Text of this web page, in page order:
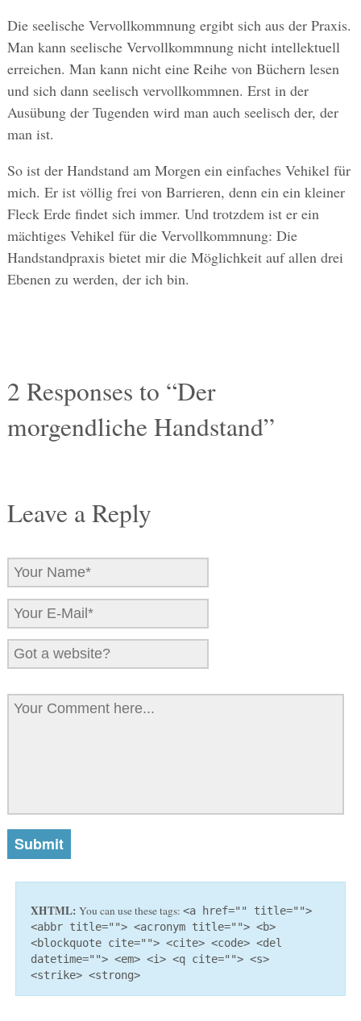
Die seelische Vervollkommnung ergibt sich aus der Praxis.
Man kann seelische Vervollkommnung nicht intellektuell
erreichen. Man kann nicht eine Reihe von Büchern lesen
und sich dann seelisch vervollkommnen. Erst in der
Ausübung der Tugenden wird man auch seelisch der, der
man ist.
So ist der Handstand am Morgen ein einfaches Vehikel für
mich. Er ist völlig frei von Barrieren, denn ein ein kleiner
Fleck Erde findet sich immer. Und trotzdem ist er ein
mächtiges Vehikel für die Vervollkommnung: Die
Handstandpraxis bietet mir die Möglichkeit auf allen drei
Ebenen zu werden, der ich bin.
2 Responses to “Der
morgendliche Handstand”
Leave a Reply
XHTML: You can use these tags: <a href="" title="">
<abbr title=""> <acronym title=""> <b>
<blockquote cite=""> <cite> <code> <del
datetime=""> <em> <i> <q cite=""> <s>
<strike> <strong>